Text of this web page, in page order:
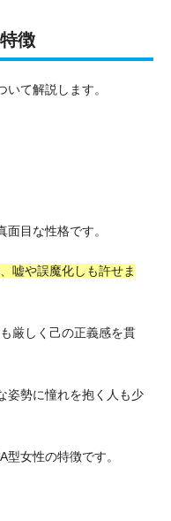
徴
て解説します。
目な性格です。
嘘や誤魔化しも許せま
厳しく己の正義感を貫
姿勢に憧れを抱く人も少
女性の特徴です。